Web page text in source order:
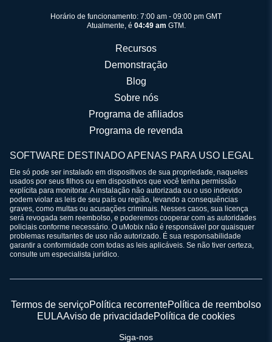
Horário de funcionamento: 7:00 am - 09:00 pm GMT
Atualmente, é 04:49 am GTM.
Recursos
Demonstração
Blog
Sobre nós
Programa de afiliados
Programa de revenda
SOFTWARE DESTINADO APENAS PARA USO LEGAL
Ele só pode ser instalado em dispositivos de sua propriedade, naqueles
usados por seus filhos ou em dispositivos que você tenha permissão
explícita para monitorar. A instalação não autorizada ou o uso indevido
podem violar as leis de seu país ou região, levando a consequências
graves, como multas ou acusações criminais. Nesses casos, sua licença
será revogada sem reembolso, e poderemos cooperar com as autoridades
policiais conforme necessário. O uMobix não é responsável por quaisquer
problemas resultantes de uso não autorizado. É sua responsabilidade
garantir a conformidade com todas as leis aplicáveis. Se não tiver certeza,
consulte um especialista jurídico.
Termos de serviçoPolítica recorrentePolítica de reembolso
EULAAviso de privacidadePolítica de cookies
Siga-nos